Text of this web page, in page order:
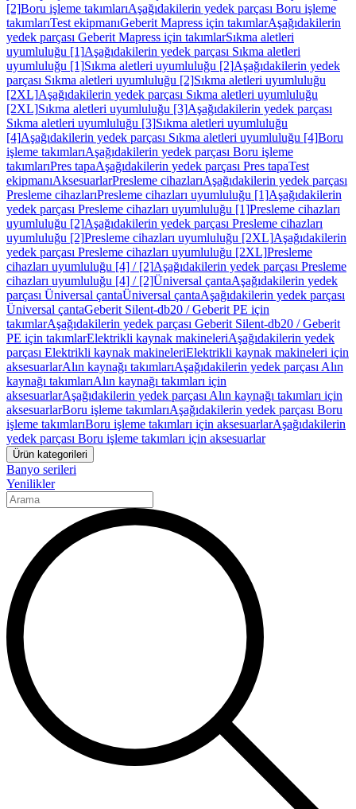
[2]Boru işleme takımlarıAşağıdakilerin yedek parçası Boru işleme
takımlarıTest ekipmanıGeberit Mapress için takımlarAşağıdakilerin
yedek parçası Geberit Mapress için takımlarSıkma aletleri
uyumluluğu [1]Aşağıdakilerin yedek parçası Sıkma aletleri
uyumluluğu [1]Sıkma aletleri uyumluluğu [2]Aşağıdakilerin yedek
parçası Sıkma aletleri uyumluluğu [2]Sıkma aletleri uyumluluğu
[2XL]Aşağıdakilerin yedek parçası Sıkma aletleri uyumluluğu
[2XL]Sıkma aletleri uyumluluğu [3]Aşağıdakilerin yedek parçası
Sıkma aletleri uyumluluğu [3]Sıkma aletleri uyumluluğu
[4]Aşağıdakilerin yedek parçası Sıkma aletleri uyumluluğu [4]Boru
işleme takımlarıAşağıdakilerin yedek parçası Boru işleme
takımlarıPres tapaAşağıdakilerin yedek parçası Pres tapaTest
ekipmanıAksesuarlarPresleme cihazlarıAşağıdakilerin yedek parçası
Presleme cihazlarıPresleme cihazları uyumluluğu [1]Aşağıdakilerin
yedek parçası Presleme cihazları uyumluluğu [1]Presleme cihazları
uyumluluğu [2]Aşağıdakilerin yedek parçası Presleme cihazları
uyumluluğu [2]Presleme cihazları uyumluluğu [2XL]Aşağıdakilerin
yedek parçası Presleme cihazları uyumluluğu [2XL]Presleme
cihazları uyumluluğu [4] / [2]Aşağıdakilerin yedek parçası Presleme
cihazları uyumluluğu [4] / [2]Üniversal çantaAşağıdakilerin yedek
parçası Üniversal çantaÜniversal çantaAşağıdakilerin yedek parçası
Üniversal çantaGeberit Silent-db20 / Geberit PE için
takımlarAşağıdakilerin yedek parçası Geberit Silent-db20 / Geberit
PE için takımlarElektrikli kaynak makineleriAşağıdakilerin yedek
parçası Elektrikli kaynak makineleriElektrikli kaynak makineleri için
aksesuarlarAlın kaynağı takımlarıAşağıdakilerin yedek parçası Alın
kaynağı takımlarıAlın kaynağı takımları için
aksesuarlarAşağıdakilerin yedek parçası Alın kaynağı takımları için
aksesuarlarBoru işleme takımlarıAşağıdakilerin yedek parçası Boru
işleme takımlarıBoru işleme takımları için aksesuarlarAşağıdakilerin
yedek parçası Boru işleme takımları için aksesuarlar
Ürün kategorileri
Banyo serileri
Yenilikler